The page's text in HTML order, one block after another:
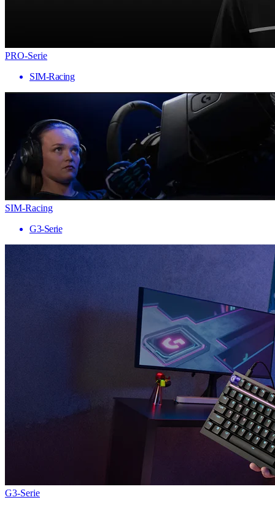
PRO-Serie
SIM-Racing
SIM-Racing
G3-Serie
G3-Serie